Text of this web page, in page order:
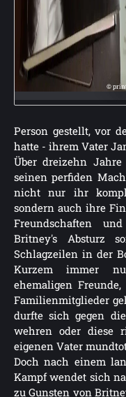
©
Person gestellt, vor
hatte - ihrem Vater
Über dreizehn
seinen perfiden
nicht nur ihr
sondern auch ihre
Freundschaften
Britney's Absturz
Schlagzeilen in der
Kurzem immer
ehemaligen
Familienmitglieder
durfte sich gegen
wehren oder diese
eigenen Vater
Doch nach einem
Kampf wendet sich
zu Gunsten von